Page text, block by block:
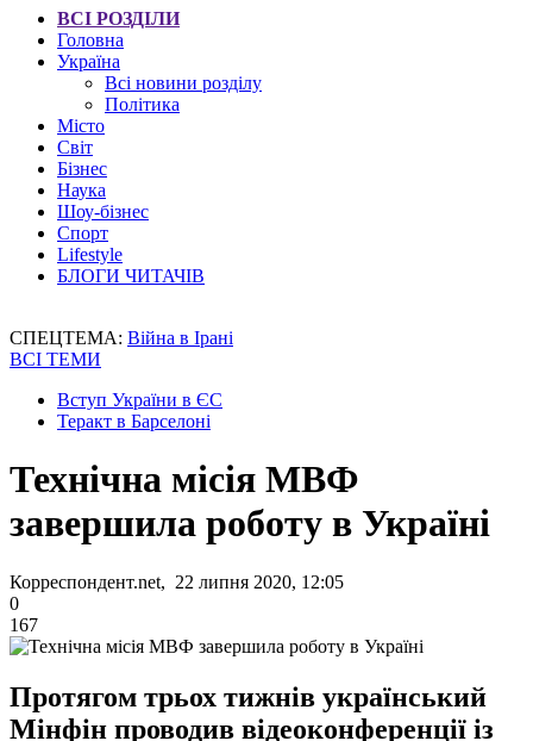
ВСІ РОЗДІЛИ
Головна
Україна
Всі новини розділу
Політика
Місто
Світ
Бізнес
Наука
Шоу-бізнес
Спорт
Lifestyle
БЛОГИ ЧИТАЧІВ
СПЕЦТЕМА: Війна в Ірані
ВСІ ТЕМИ
Вступ України в ЄС
Теракт в Барселоні
Технічна місія МВФ
завершила роботу в Україні
Корреспондент.net, 22 липня 2020, 12:05
0
167
Протягом трьох тижнів український
Мінфін проводив відеоконференції із